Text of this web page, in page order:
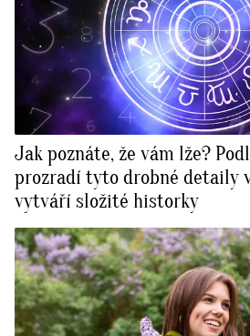
Jak poznáte, že vám lže?
prozradí tyto drobné detaily
vytváří složité historky